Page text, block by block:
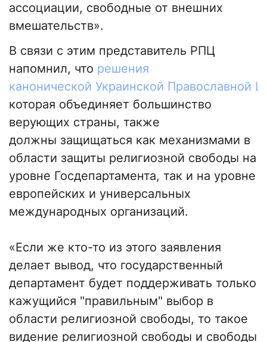
ассоциации, свободные от внешних
вмешательств».
В связи с этим представитель РПЦ
напомнил, что решения
канонической Украинской Православной
которая объединяет большинство
верующих страны, также
должны защищаться как механизмами в
области защиты религиозной свободы на
уровне Госдепартамента, так и на уровне
европейских и универсальных
международных организаций.
«Если же кто-то из этого заявления
делает вывод, что государственный
департамент будет поддерживать только
кажущийся "правильным" выбор в
области религиозной свободы, то такое
видение религиозной свободы и свободы